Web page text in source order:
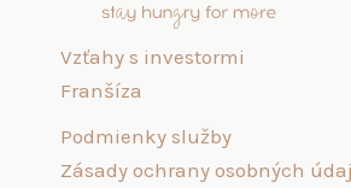
Vzťahy s investormi
Franšíza
Podmienky služby
Zásady ochrany osobných